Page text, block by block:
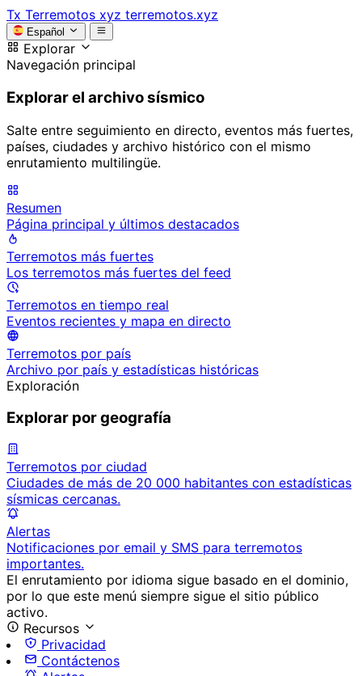
Tx Terremotos xyz terremotos.xyz
Español
Explorar
Navegación principal
Explorar el archivo sísmico
Salte entre seguimiento en directo, eventos más fuertes,
países, ciudades y archivo histórico con el mismo
enrutamiento multilingüe.
Resumen
Página principal y últimos destacados
Terremotos más fuertes
Los terremotos más fuertes del feed
Terremotos en tiempo real
Eventos recientes y mapa en directo
Terremotos por país
Archivo por país y estadísticas históricas
Exploración
Explorar por geografía
Terremotos por ciudad
Ciudades de más de 20 000 habitantes con estadísticas
sísmicas cercanas.
Alertas
Notificaciones por email y SMS para terremotos
importantes.
El enrutamiento por idioma sigue basado en el dominio,
por lo que este menú siempre sigue el sitio público
activo.
Recursos
Privacidad
Contáctenos